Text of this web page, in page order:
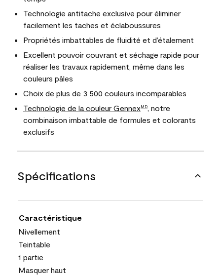
Technologie antitache exclusive pour éliminer
facilement les taches et éclaboussures
Propriétés imbattables de fluidité et d’étalement
Excellent pouvoir couvrant et séchage rapide pour
réaliser les travaux rapidement, même dans les
couleurs pâles
Choix de plus de 3 500 couleurs incomparables
Technologie de la couleur GennexMD
, notre
combinaison imbattable de formules et colorants
exclusifs
Spécifications
Caractéristique
Nivellement
Teintable
1 partie
Masquer haut